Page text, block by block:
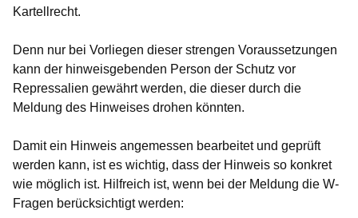
Kartellrecht.
Denn nur bei Vorliegen dieser strengen Voraussetzungen
kann der hinweisgebenden Person der Schutz vor
Repressalien gewährt werden, die dieser durch die
Meldung des Hinweises drohen könnten.
Damit ein Hinweis angemessen bearbeitet und geprüft
werden kann, ist es wichtig, dass der Hinweis so konkret
wie möglich ist. Hilfreich ist, wenn bei der Meldung die W-
Fragen berücksichtigt werden: